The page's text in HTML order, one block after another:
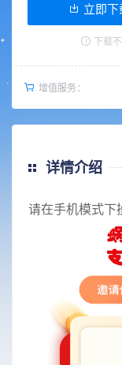
立即下
下载
增值服务：
详情介绍
请在手机模式下